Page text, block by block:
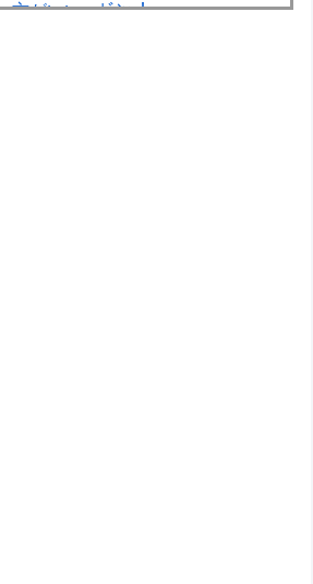
方がいい」ﾄﾞﾝｯ！
のハサウェイ】GGG「ギギ・ア